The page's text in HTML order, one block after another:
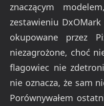
znaczącym
zestawieniu
okupowane przez
niezagrożone, choć
flagowiec nie
nie oznacza, że sam
Porównywałem